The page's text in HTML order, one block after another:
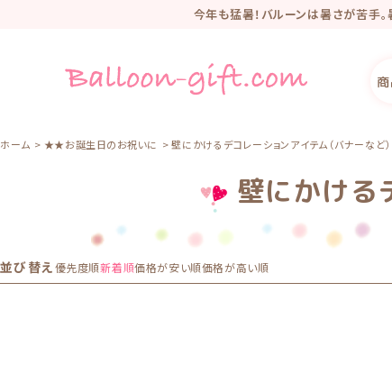
今年も猛暑！バルーンは暑さが苦手
2025年、新オン
リニューアル
ホーム ★★お誕生日のお祝いに 壁にかけるデコレーションアイテム（バナーなど）
壁にかける
並び替え優先度順新着順価格が安い順価格が高い順